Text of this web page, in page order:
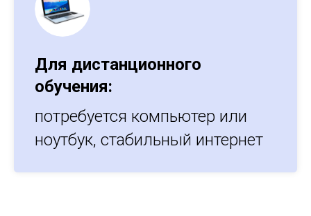
Для дистанционного
обучения:
потребуется компьютер или
ноутбук, стабильный интернет